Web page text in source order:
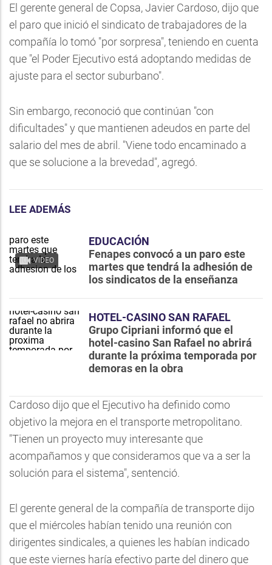
El gerente general de Copsa, Javier Cardoso, dijo que
el paro que inició el sindicato de trabajadores de la
compañía lo tomó "por sorpresa", teniendo en cuenta
que "el Poder Ejecutivo está adoptando medidas de
ajuste para el sector suburbano".
Sin embargo, reconoció que continúan "con
dificultades" y que mantienen adeudos en parte del
salario del mes de abril. "Viene todo encaminado a
que se solucione a la brevedad", agregó.
LEE ADEMÁS
VIDEO
EDUCACIÓN
Fenapes convocó a un paro este
martes que tendrá la adhesión de
los sindicatos de la enseñanza
HOTEL-CASINO SAN RAFAEL
Grupo Cipriani informó que el
hotel-casino San Rafael no abrirá
durante la próxima temporada por
demoras en la obra
Cardoso dijo que el Ejecutivo ha definido como
objetivo la mejora en el transporte metropolitano.
"Tienen un proyecto muy interesante que
acompañamos y que consideramos que va a ser la
solución para el sistema", sentenció.
El gerente general de la compañía de transporte dijo
que el miércoles habían tenido una reunión con
dirigentes sindicales, a quienes les habían indicado
que este viernes haría efectivo parte del dinero que